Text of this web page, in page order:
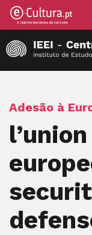
Adesão à
l’union